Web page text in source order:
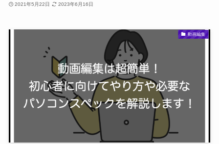
2021年5月22日 2023年6月16日
動画編集